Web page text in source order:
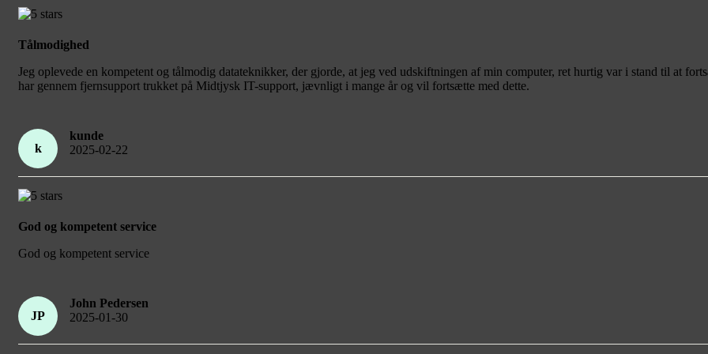
Tålmodighed
Jeg oplevede en kompetent og tålmodig datateknikker, der gjorde, at jeg ved udskiftningen af min computer, ret hurtig var i stand til at
har gennem fjernsupport trukket på Midtjysk IT-support, jævnligt i mange år og vil fortsætte med dette.
k
kunde
2025-02-22
God og kompetent service
God og kompetent service
JP
John Pedersen
2025-01-30